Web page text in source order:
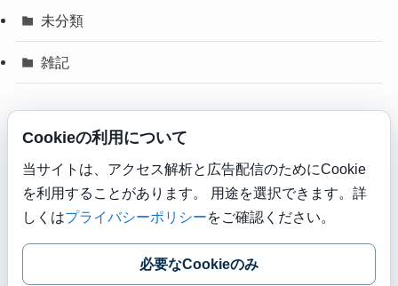
未分類
雑記
プライバシーポリシー 広告・アフィリエイト開示
免責事項
お問い合わせ
©Miraclest World.
Cookieの利用について
当サイトは、アクセス解析と広告配信のためにCookie
を利用することがあります。 用途を選択できます。詳
しくはプライバシーポリシーをご確認ください。
必要なCookieのみ